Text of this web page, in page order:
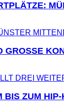
GROSSE
BIS ZUM